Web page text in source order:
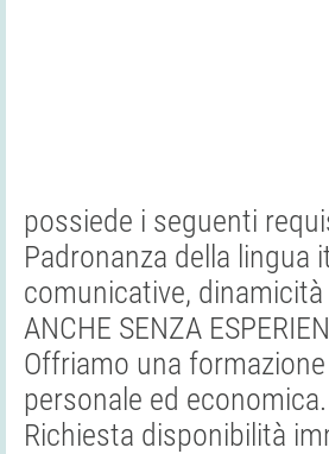
possiede i seguenti
Padronanza della lingua
comunicative,
ANCHE SENZA
Offriamo una
personale ed economica.
Richiesta disponibilità